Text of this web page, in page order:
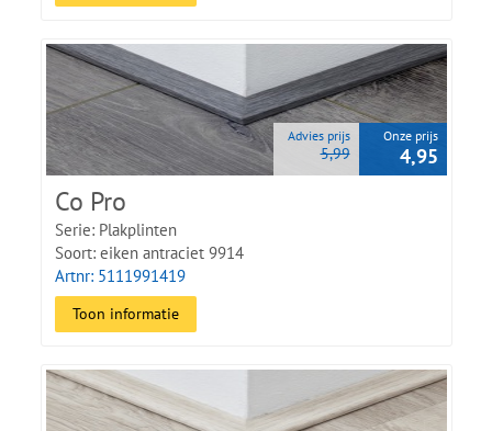
Advies prijs
5,99
Onze prijs
4,95
Co Pro
Serie: Plakplinten
Soort: eiken antraciet 9914
Artnr: 5111991419
Toon informatie